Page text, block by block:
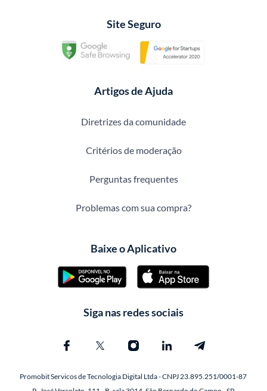
Site Seguro
Artigos de Ajuda
Diretrizes da comunidade
Critérios de moderação
Perguntas frequentes
Problemas com sua compra?
Baixe o Aplicativo
Siga nas redes sociais
Promobit Servicos de Tecnologia Digital Ltda - CNPJ 23.895.251/0001-87